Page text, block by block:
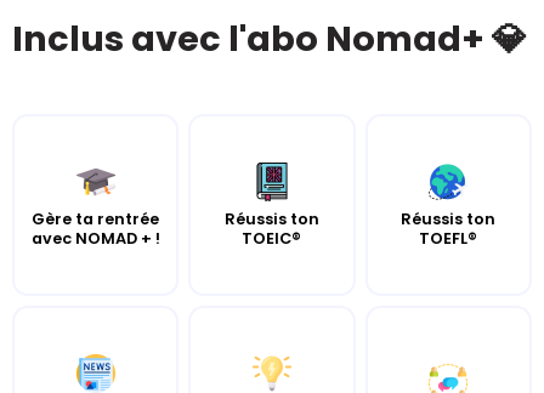
Inclus avec l'abo Nomad+ 💎
Gère ta rentrée
avec NOMAD + !
Réussis ton
TOEIC®
Réussis ton
TOEFL®